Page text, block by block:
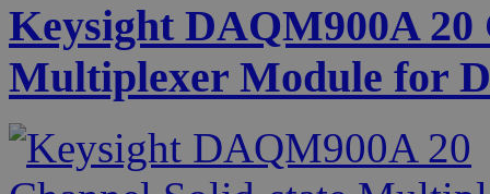
Keysight DAQM900A 20
Multiplexer Module for